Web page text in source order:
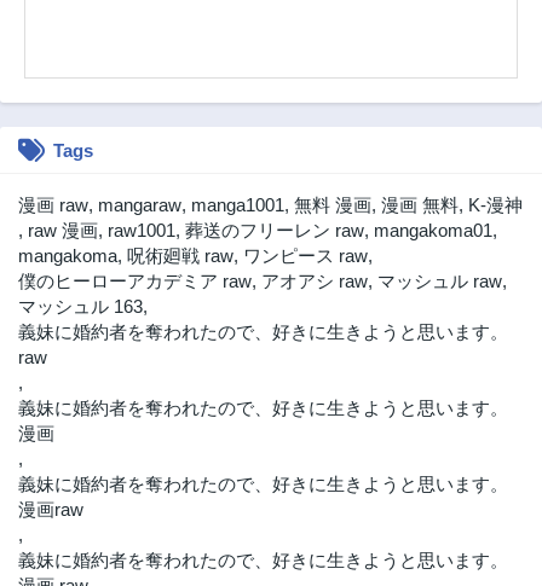
Tags
漫画 raw, mangaraw, manga1001, 無料 漫画, 漫画 無料, K-漫神
, raw 漫画, raw1001, 葬送のフリーレン raw, mangakoma01,
mangakoma, 呪術廻戦 raw, ワンピース raw,
僕のヒーローアカデミア raw, アオアシ raw, マッシュル raw,
マッシュル 163,
義妹に婚約者を奪われたので、好きに生きようと思います。
raw
,
義妹に婚約者を奪われたので、好きに生きようと思います。
漫画
,
義妹に婚約者を奪われたので、好きに生きようと思います。
漫画raw
,
義妹に婚約者を奪われたので、好きに生きようと思います。